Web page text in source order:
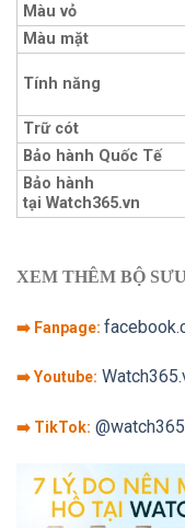
Màu vỏ
Màu mặt
Tính năng
Trữ cót
Bảo hành Quốc Tế
Bảo hành
tại Watch365.vn
XEM THÊM BỘ
➡️ Fanpage:
➡️ Youtube:
➡️ TikTok: